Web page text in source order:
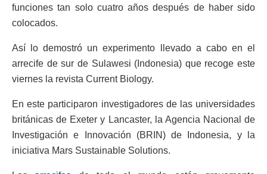
funciones tan solo cuatro años después de haber sido
colocados.
Así lo demostró un experimento llevado a cabo en el
arrecife de sur de Sulawesi (Indonesia) que recoge este
viernes la revista Current Biology.
En este participaron investigadores de las universidades
británicas de Exeter y Lancaster, la Agencia Nacional de
Investigación e Innovación (BRIN) de Indonesia, y la
iniciativa Mars Sustainable Solutions.